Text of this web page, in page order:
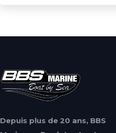
Depuis plus de 20 ans, BBS